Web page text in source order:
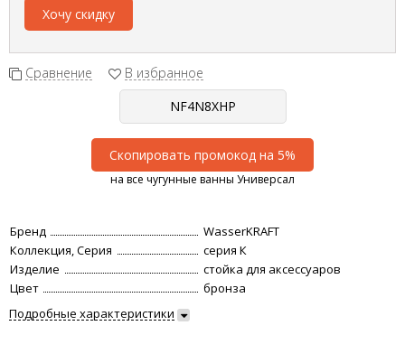
Хочу скидку
Сравнение В избранное
Скопировать промокод на 5%
на все чугунные ванны Универсал
Бренд
WasserKRAFT
Коллекция, Серия
серия К
Изделие
стойка для аксессуаров
Цвет
бронза
Подробные характеристики